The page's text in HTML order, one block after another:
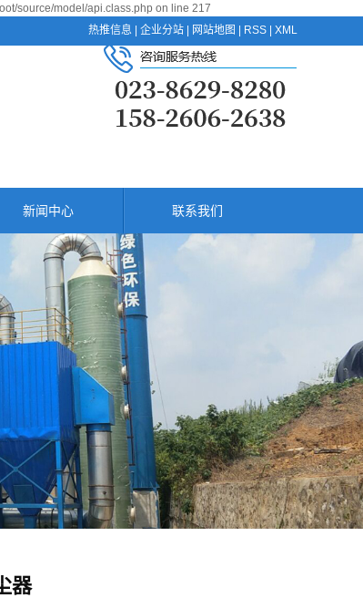
source/model/api.class.php on line 217
热推信息 企业分站 网站地图 RSS XML
新闻中心 联系我们
器